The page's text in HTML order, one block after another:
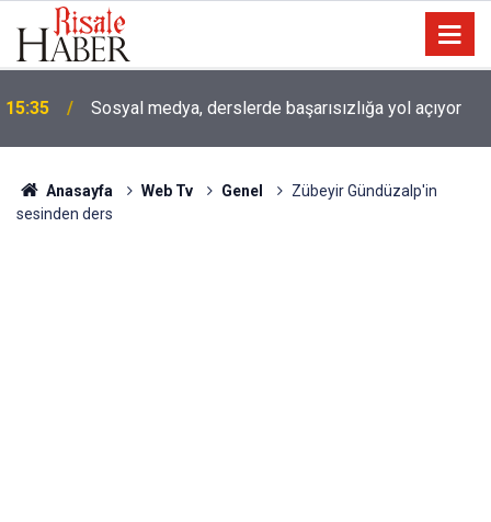
15:35 Sosyal medya, derslerde başarısızlığa yol açıyor
Anasayfa Web Tv Genel
Zübeyir Gündüzalp'in
sesinden ders